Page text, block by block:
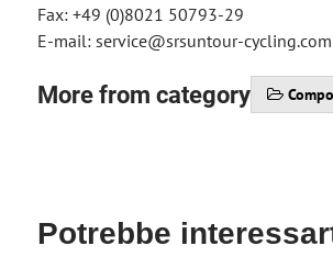
Fax: +49 (0)8021 50793-29
E-mail: service@srsuntour-cycling.com
More from category
Potrebbe